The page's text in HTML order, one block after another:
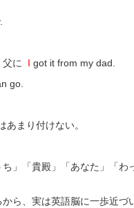
父に I got it from my dad.
go.
まり付けない。
」「貴殿」「あなた」「わ
ら、実は英語脳に一歩近づ